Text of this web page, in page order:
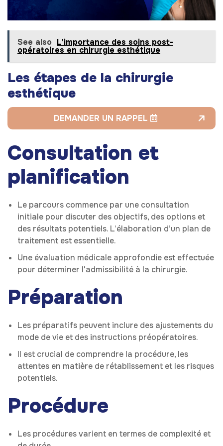
See also L'importance des soins post-
opératoires en chirurgie esthétique
Les étapes de la chirurgie
esthétique
DEMANDER UN RAPPEL
Consultation et
planification
Le parcours commence par une consultation
initiale pour discuter des objectifs, des options et
des résultats potentiels. L’élaboration d’un plan de
traitement est essentielle.
Une évaluation médicale approfondie est effectuée
pour déterminer l'admissibilité à la chirurgie.
Préparation
Les préparatifs peuvent inclure des ajustements du
mode de vie et des instructions préopératoires.
Il est crucial de comprendre la procédure, les
attentes en matière de rétablissement et les risques
potentiels.
Procédure
Les procédures varient en termes de complexité et